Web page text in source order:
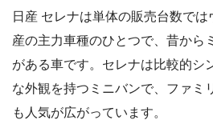
日産 セレナは単体の販売台数では
産の主力車種のひとつで、昔から
がある車です。セレナは比較的シ
な外観を持つミニバンで、ファミ
も人気が広がっています。